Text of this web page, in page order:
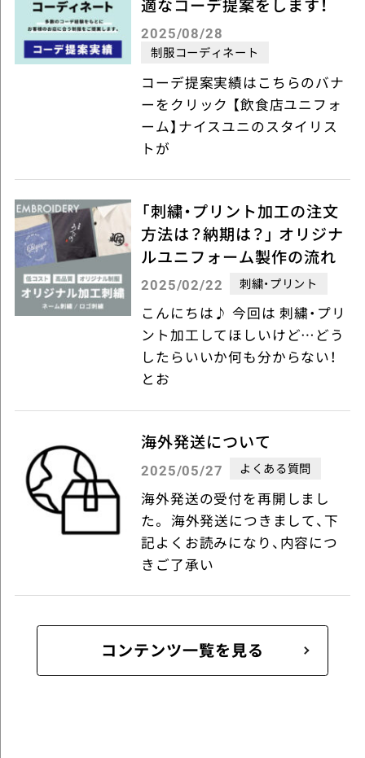
適なコーデ提案をします！
2025/08/28
制服コーディネート
コーデ提案実績はこちらのバナ
ーをクリック 【飲食店ユニフォ
ーム】ナイスユニのスタイリス
トが
「刺繍・プリント加工の注文
方法は？納期は？」 オリジナ
ルユニフォーム製作の流れ
2025/02/22 刺繍・プリント
こんにちは♪ 今回は 刺繍・プリ
ント加工してほしいけど…どう
したらいいか何も分からない！
とお
海外発送について
2025/05/27 よくある質問
海外発送の受付を再開しまし
た。 海外発送につきまして、下
記よくお読みになり、内容につ
きご了承い
コンテンツ一覧を見る